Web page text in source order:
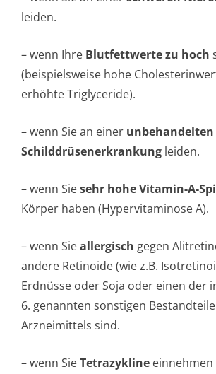
leiden.
– wenn Ihre Blutfettwerte zu hoch
(beispielsweise hohe
erhöhte Triglyceride).
– wenn Sie an einer unbehandelten
Schilddrüsener­krankung leiden.
– wenn Siesehr hohe Vitamin-A-
Körper haben (Hypervitamino­se A).
– wenn Sieallergisch gegen
andere Retinoide (wie z.B.
Erdnüsse oder Soja oder einen der
6. genannten sonstigen
Arzneimittels sind.
– wenn SieTetrazykline einnehmen